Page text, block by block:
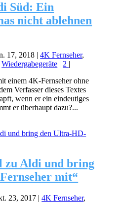
Süd: Ein
nicht ablehnen
17, 2018 |4K Fernseher,
Wiedergabegeräte | 2 |
einem 4K-Fernseher ohne
Verfasser dieses Textes
wenn er ein eindeutiges
er überhaupt dazu?...
zu Aldi und bring
mit“
23, 2017 |4K Fernseher,